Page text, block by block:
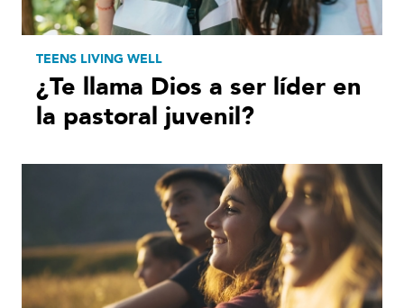
TEENS LIVING WELL
¿Te llama Dios a ser líder en
la pastoral juvenil?